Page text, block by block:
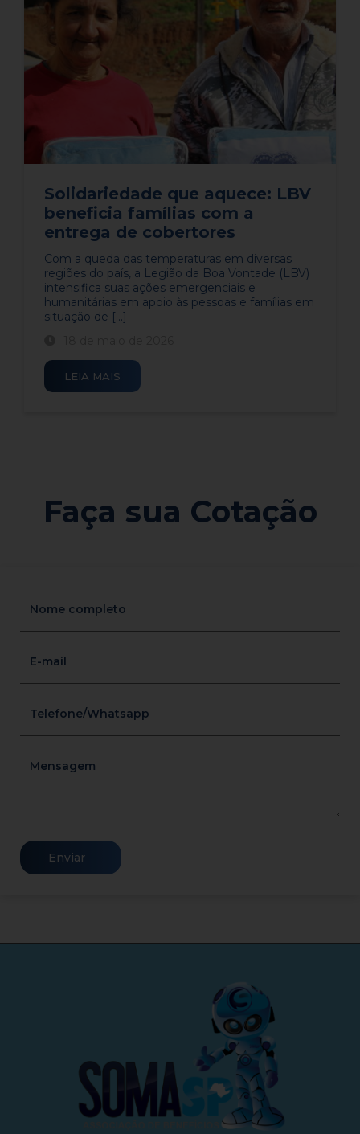
Solidariedade que aquece: LBV
beneficia famílias com a
entrega de cobertores
​Com a queda das temperaturas em diversas
regiões do país, a Legião da Boa Vontade (LBV)
intensifica suas ações emergenciais e
humanitárias em apoio às pessoas e famílias em
situação de [...]
LEIA MAIS
Faça sua Cotação